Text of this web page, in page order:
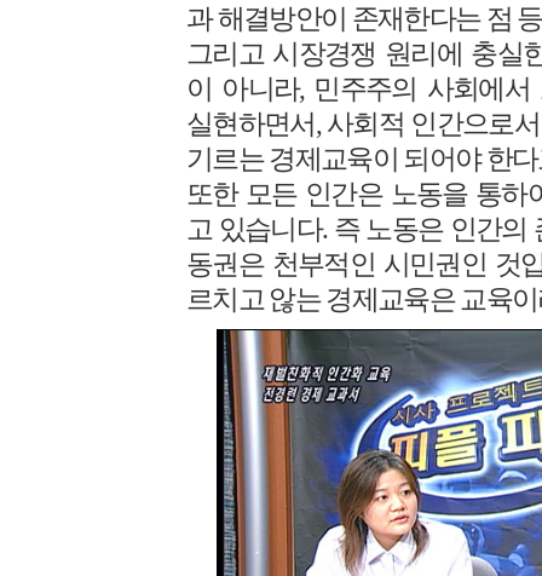
과 해결방안이 존재한다는 점
그리고 시장경쟁 원리에 충실
이 아니라, 민주주의 사회에
실현하면서, 사회적 인간으로
기르는 경제교육이 되어야 한
또한 모든 인간은 노동을 통하
고 있습니다. 즉 노동은 인간의
동권은 천부적인 시민권인 것
르치고 않는 경제교육은 교육